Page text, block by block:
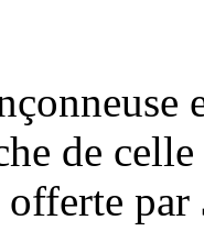
de
offerte par